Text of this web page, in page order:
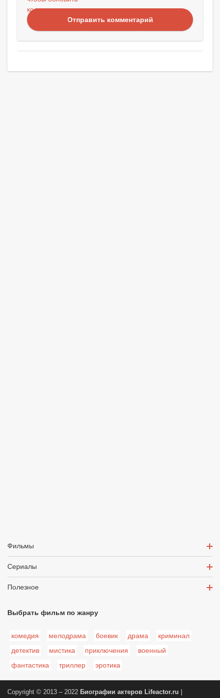
Отправить комментарий
Фильмы
Сериалы
Полезное
Выбрать фильм по жанру
комедия мелодрама боевик драма
криминал
детектив
мистика приключения
военный
фантастика
триллер эротика
Copyright © 2013 – 2022 Биографии актеров Lifeactor.ru